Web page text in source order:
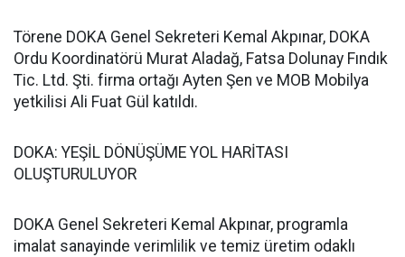
Törene DOKA Genel Sekreteri Kemal Akpınar, DOKA
Ordu Koordinatörü Murat Aladağ, Fatsa Dolunay Fındık
Tic. Ltd. Şti. firma ortağı Ayten Şen ve MOB Mobilya
yetkilisi Ali Fuat Gül katıldı.
DOKA: YEŞİL DÖNÜŞÜME YOL HARİTASI
OLUŞTURULUYOR
DOKA Genel Sekreteri Kemal Akpınar, programla
imalat sanayinde verimlilik ve temiz üretim odaklı